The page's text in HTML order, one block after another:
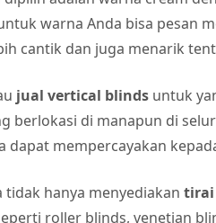
warna Anda bisa pesan
cantik dan juga menarik
jual vertical blinds untuk
berlokasi di manapun di
dapat mempercayakan
tidak hanya menyediakantirai
roller blinds, venetian